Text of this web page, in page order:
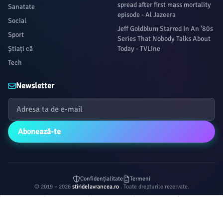
Sanatate
Social
Sport
Știați că
Tech
spread after first mass mortality
episode - Al Jazeera
Jeff Goldblum Starred In An '80s
Series That Nobody Talks About
Today - TVLine
Newsletter
Abonează-te
Confidențialitate
Termeni
© 2019 – 2026 stiridelavrancea.ro . Toate drepturile rezervate.